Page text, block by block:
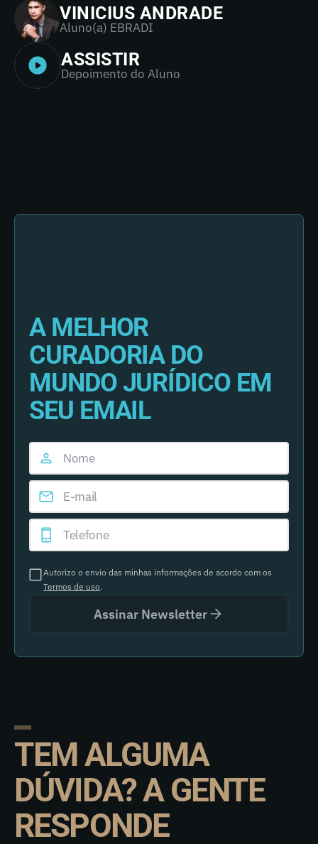
VINICIUS ANDRADE
Aluno(a) EBRADI
ASSISTIR
Depoimento do Aluno
A MELHOR
CURADORIA DO
MUNDO JURÍDICO EM
SEU EMAIL
Autorizo o envio das minhas informações de acordo com os
Termos de uso.
Assinar Newsletter
TEM ALGUMA
DÚVIDA? A GENTE
RESPONDE